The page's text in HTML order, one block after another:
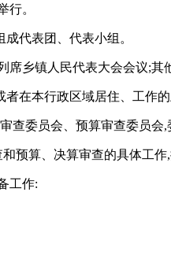
行。
代表团、代表小组。
乡镇人民代表大会会议;
在本行政区域居住、工作
委员会、预算审查委员会,
预算、决算审查的具体工
工作: